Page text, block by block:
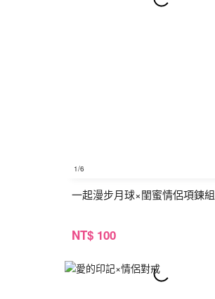
1/6
一起漫步月球×閨蜜情侶項鍊組
NT$ 100